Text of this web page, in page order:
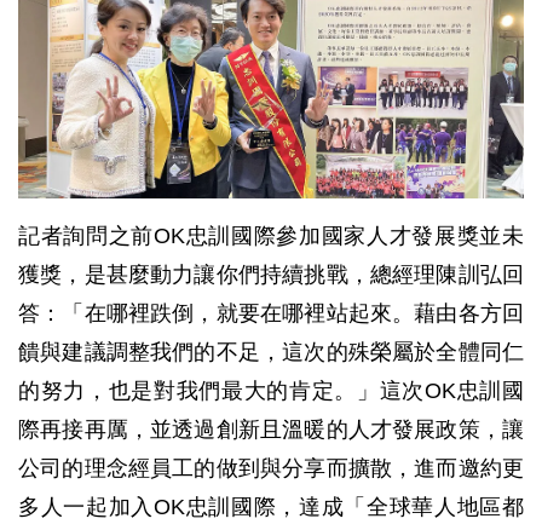
記者詢問之前OK忠訓國際參加國家人才發展獎並未
獲獎，是甚麼動力讓你們持續挑戰，總經理陳訓弘回
答：「在哪裡跌倒，就要在哪裡站起來。藉由各方回
饋與建議調整我們的不足，這次的殊榮屬於全體同仁
的努力，也是對我們最大的肯定。」這次OK忠訓國
際再接再厲，並透過創新且溫暖的人才發展政策，讓
公司的理念經員工的做到與分享而擴散，進而邀約更
多人一起加入OK忠訓國際，達成「全球華人地區都